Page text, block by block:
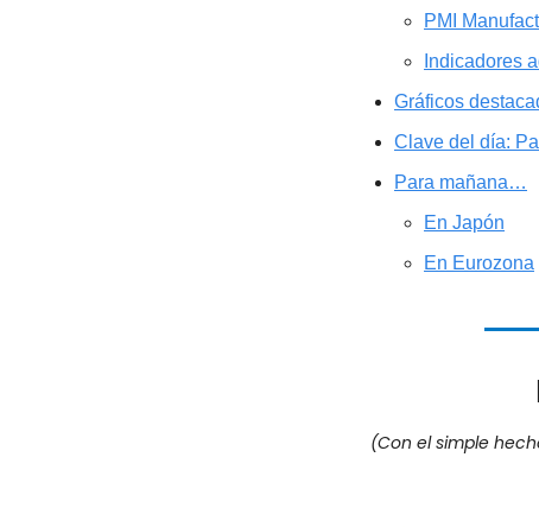
PMI
Indicadores
Gráficos
Clave del día:
Para mañana…
En Japón
En Eurozona
(Con el simple